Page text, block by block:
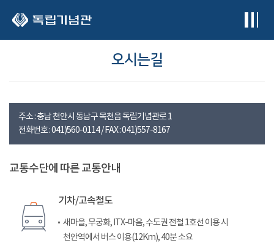
오시는길
주소 : 충남 천안시 동남구 목천읍 독립기념관로 1
전화번호 : 041)560-0114 / FAX : 041)557-8167
교통수단에 따른 교통안내
기차/고속철도
새마을, 무궁화, ITX-마음, 수도권 전철 1호선 이용 시
천안역에서 버스 이용(12Km), 40분 소요